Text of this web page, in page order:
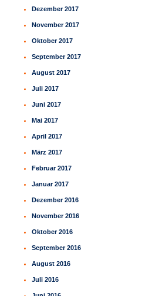
Dezember 2017
November 2017
Oktober 2017
September 2017
August 2017
Juli 2017
Juni 2017
Mai 2017
April 2017
März 2017
Februar 2017
Januar 2017
Dezember 2016
November 2016
Oktober 2016
September 2016
August 2016
Juli 2016